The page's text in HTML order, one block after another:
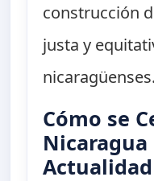
construcción
justa y
nicaragüenses.
Cómo se
Nicaragua
Actualidad